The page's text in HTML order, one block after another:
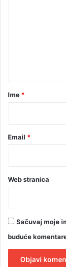
r
Ime *
Email *
Web stranica
Sačuvaj moje
buduće